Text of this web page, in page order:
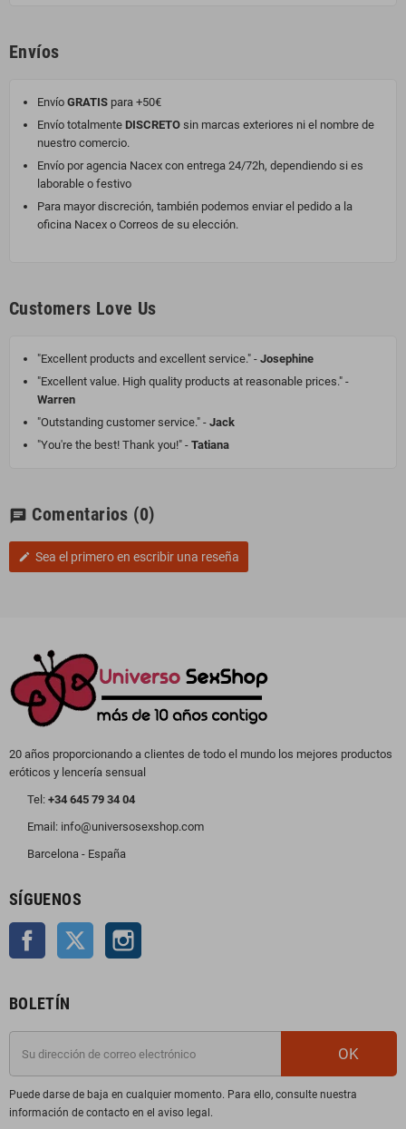
Envíos
Envío GRATIS para +50€
Envío totalmente DISCRETO sin marcas exteriores ni el nombre de
nuestro comercio.
Envío por agencia Nacex con entrega 24/72h, dependiendo si es
laborable o festivo
Para mayor discreción, también podemos enviar el pedido a la
oficina Nacex o Correos de su elección.
Customers Love Us
"Excellent products and excellent service." - Josephine
"Excellent value. High quality products at reasonable prices." -
Warren
"Outstanding customer service." - Jack
"You're the best! Thank you!" - Tatiana
chat Comentarios (0)
edit Sea el primero en escribir una reseña
20 años proporcionando a clientes de todo el mundo los mejores productos
eróticos y lencería sensual
Tel: +34 645 79 34 04
Email: info@universosexshop.com
Barcelona - España
SÍGUENOS
Facebook Twitter
BOLETÍN
OK
Puede darse de baja en cualquier momento. Para ello, consulte nuestra
información de contacto en el aviso legal.